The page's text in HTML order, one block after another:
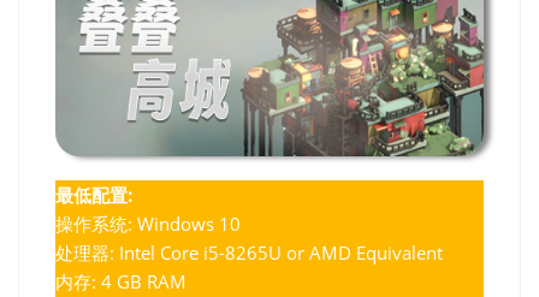
最低配置:
操作系统: Windows 10
处理器: Intel Core i5-8265U or AMD Equivalent
内存: 4 GB RAM